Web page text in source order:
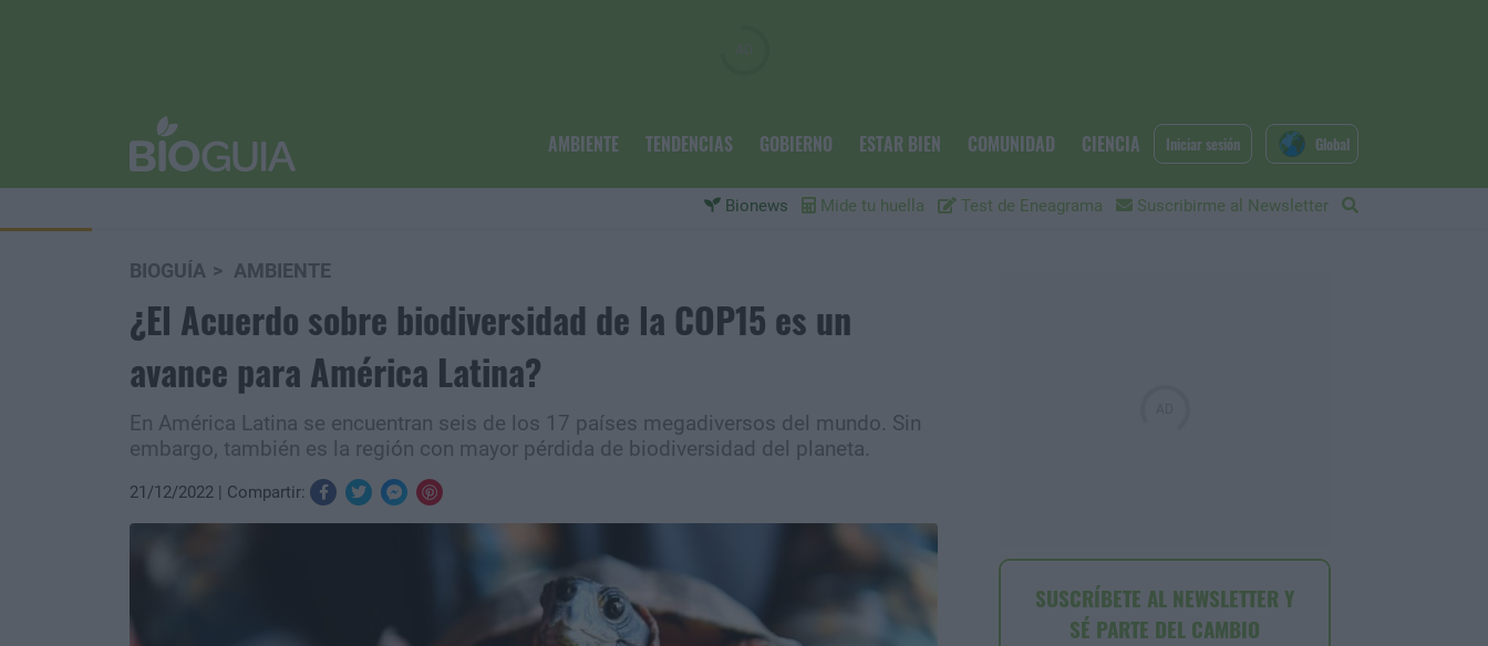
AMBIENTE TENDENCIAS GOBIERNO ESTAR BIEN COMUNIDAD CIENCIA
Bionews Mide tu huella Test de Eneagrama Suscribirme al Newsletter
Iniciar sesión Global
BIOGUÍA AMBIENTE
¿El Acuerdo sobre biodiversidad de la COP15 es un
avance para América Latina?
En América Latina se encuentran seis de los 17 países megadiversos del mundo. Sin
embargo, también es la región con mayor pérdida de biodiversidad del planeta.
21/12/2022 Compartir:
SUSCRÍBETE AL NEWSLETTER Y
SÉ PARTE DEL CAMBIO